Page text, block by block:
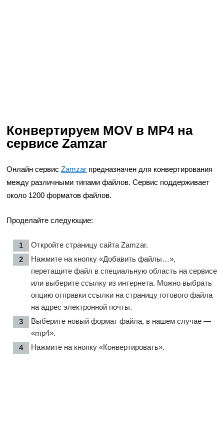
Конвертируем MOV в MP4 на
сервисе Zamzar
Онлайн сервисZamzar предназначен для конвертирования
между различными типами файлов. Сервис поддерживает
около 1200 форматов файлов.
Проделайте следующие:
Откройте страницу сайтаZamzar.
Нажмите на кнопку «Добавить файлы…»,
перетащите файл в специальную область на сервисе
или выберите ссылку из интернета. Можно выбрать
опцию отправки ссылки на страницу готового файла
на адрес электронной почты.
Выберите новый формат файла, в нашем случае —
«mp4».
Нажмите на кнопку «Конвертировать».